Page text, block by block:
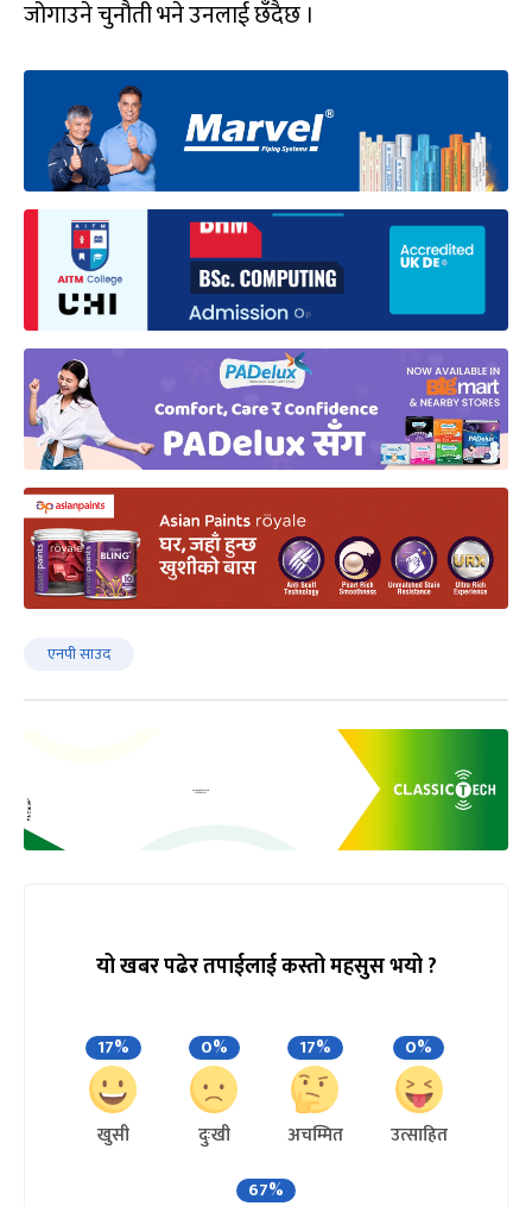
जोगाउने चुनौती भने उनलाई छँदैछ ।
एनपी साउद
यो खबर पढेर तपाईलाई कस्तो महसुस भयो ?
17%
खुसी
0%
दुःखी
17%
अचम्मित
0%
उत्साहित
67%